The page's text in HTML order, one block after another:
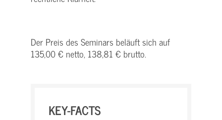
Der Preis des Seminars beläuft sich auf
135,00 € netto, 138,81 € brutto.
KEY-FACTS